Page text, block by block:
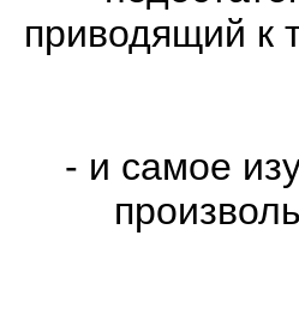
приводящий к
- и самое